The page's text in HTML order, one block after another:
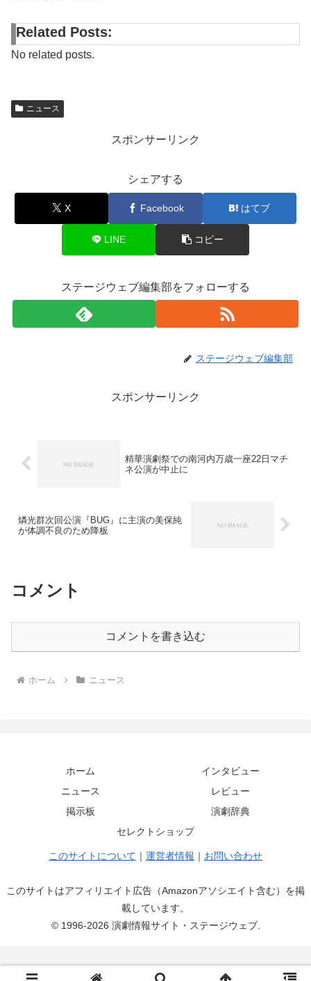
Related Posts:
No related posts.
ニュース
スポンサーリンク
シェアする
X Facebook はてブ
LINE コピー
ステージウェブ編集部をフォローする
ステージウェブ編集部
スポンサーリンク
精華演劇祭での南河内万歳一座22日マチ
ネ公演が中止に
燐光群次回公演『BUG』に主演の美保純
が体調不良のため降板
コメント
コメントを書き込む
ホーム ニュース
ホーム
インタビュー
ニュース
レビュー
掲示板
演劇辞典
セレクトショップ
このサイトについて ｜ 運営者情報 ｜ お問い合わせ
このサイトはアフィリエイト広告（Amazonアソシエイト含む）を掲
載しています。
© 1996-2026 演劇情報サイト・ステージウェブ.